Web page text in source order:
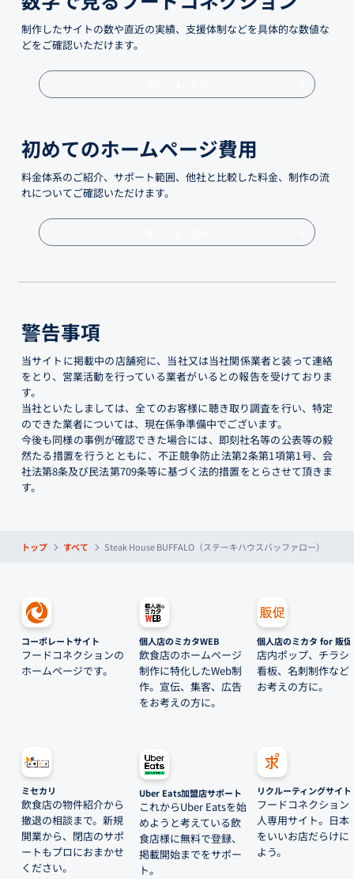
制作したサイトの数や直近の実績、支援体制などを具体的な数値な
どをご確認いただけます。
初めてのホームページ費用
料金体系のご紹介、サポート範囲、他社と比較した料金、制作の流
れについてご確認いただけます。
警告事項
当サイトに掲載中の店舗宛に、当社又は当社関係業者と装って連絡
をとり、営業活動を行っている業者がいるとの報告を受けておりま
す。
当社といたしましては、全てのお客様に聴き取り調査を行い、特定
のできた業者については、現在係争準備中でございます。
今後も同様の事例が確認できた場合には、即刻社名等の公表等の毅
然たる措置を行うとともに、不正競争防止法第2条第1項第1号、会
社法第8条及び民法第709条等に基づく法的措置をとらさせて頂きま
す。
トップ すべて Steak House BUFFALO（ステーキハウスバッファロー）
コーポレートサイト
フードコネクションの
ホームページです。
ミセカリ
飲食店の物件紹介から
撤退の相談まで。新規
開業から、閉店のサポ
ートもプロにおまかせ
ください。
個人店のミカタWEB
飲食店のホームページ
制作に特化したWeb制
作。宣伝、集客、広告
をお考えの方に。
Uber Eats加盟店サポート
これからUber Eatsを始
めようと考えている飲
食店様に無料で登録、
掲載開始までをサポー
ト。
個人店のミカタ for 販促
店内ポップ、チラシ
看板、名刺制作など
お考えの方に。
リクルーティングサイト
フードコネクション
人専用サイト。日本
をいいお店だらけに
よう。